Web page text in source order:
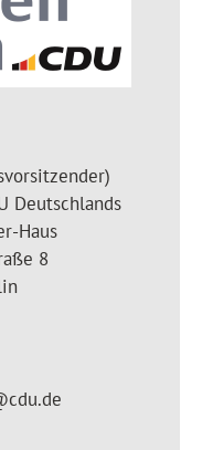
Deutschlands
Haus
8